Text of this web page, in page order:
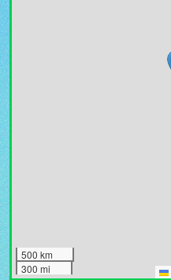
500 km
300 mi